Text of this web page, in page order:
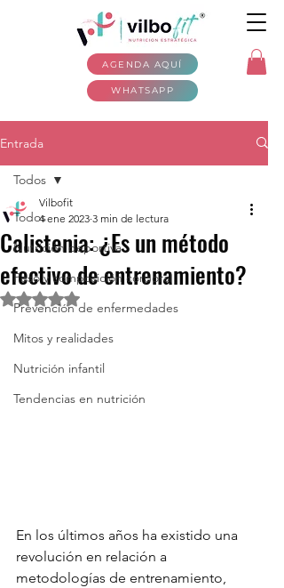
WHATSAPP
AGENDA AQUÍ
Entrada
Todos
Nutrición deportiva
Peso y composición corporal
Prevención de enfermedades
Mitos y realidades
Nutrición infantil
Tendencias en nutrición
Todos
Calistenia: ¿Es un método
efectivo de entrenamiento?
Vilbofit
4 ene 2023 3 min de lectura
Obtuvo NaN de 5 estrellas.
En los últimos años ha existido una
revolución en relación a
metodologías de entrenamiento,